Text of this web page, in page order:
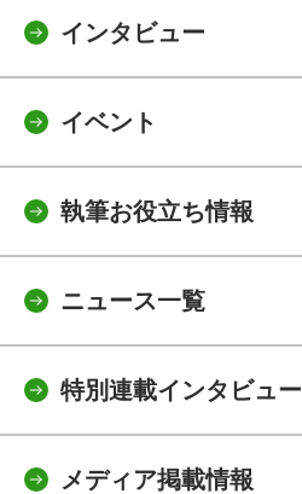
インタビュー
イベント
執筆お役立ち情報
ニュース一覧
特別連載インタビュー
メディア掲載情報